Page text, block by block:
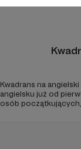
Kwadrans na
angielsku już od
osób